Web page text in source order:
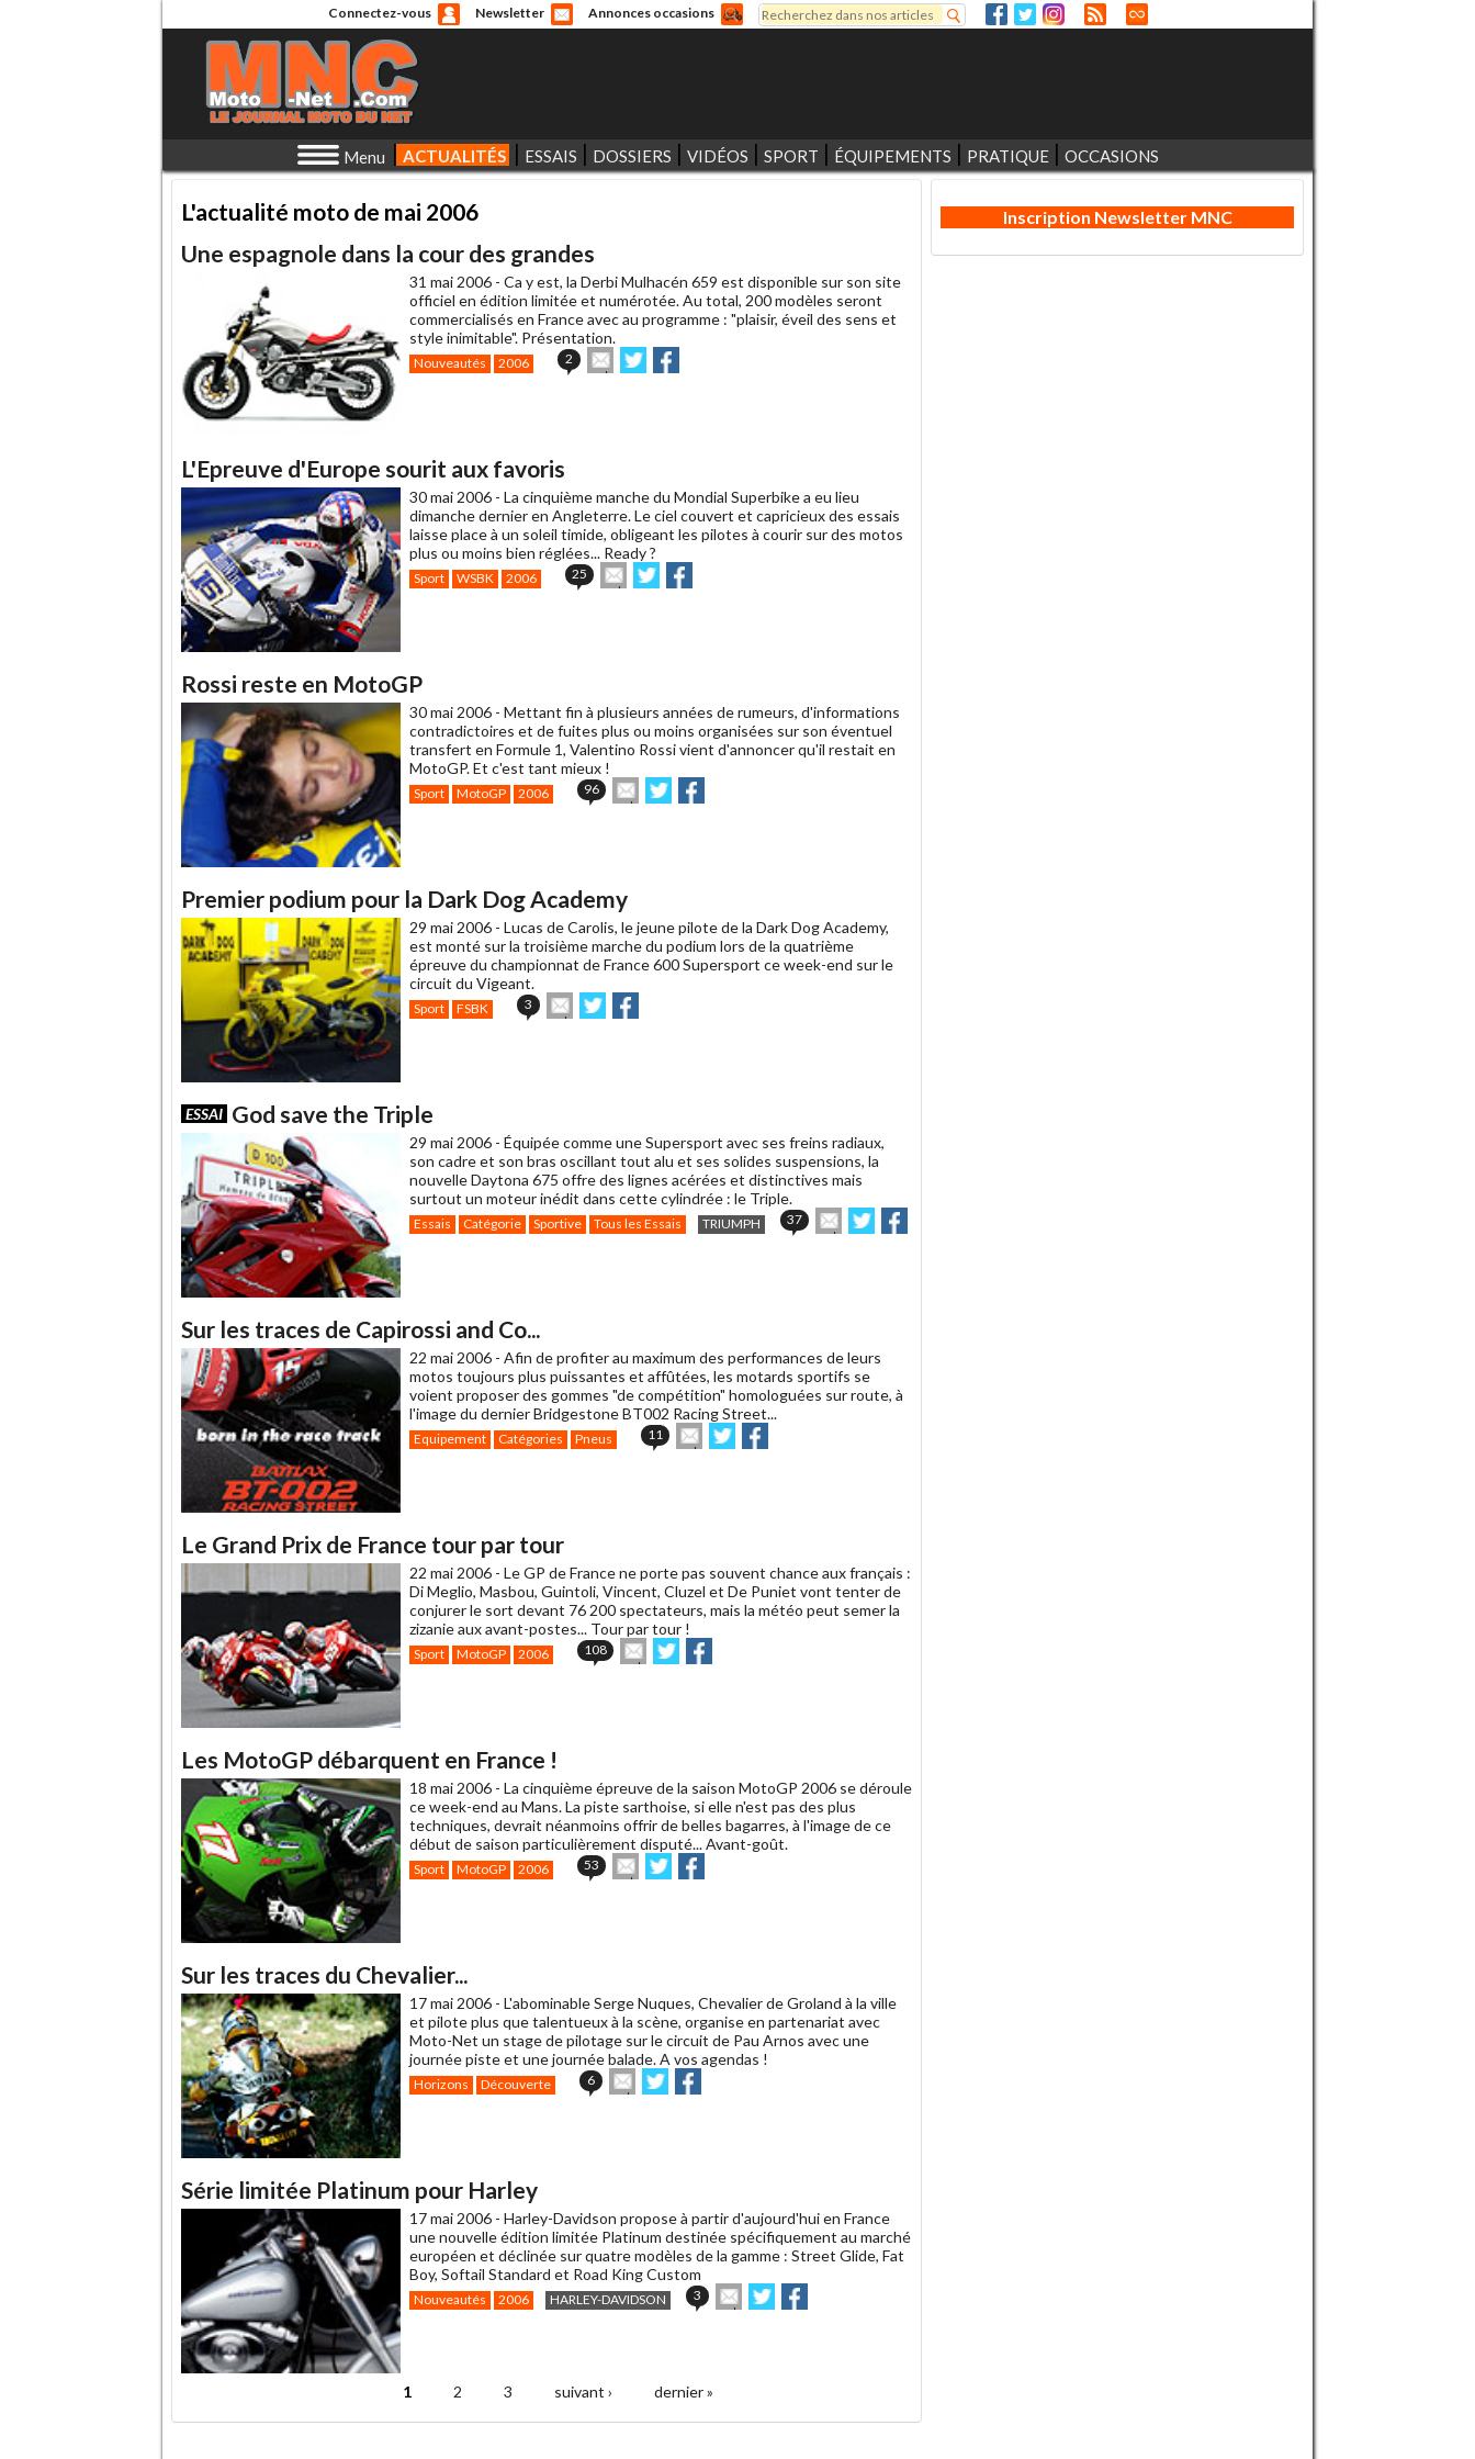
Connectez-vous Newsletter Annonces occasions
Formulaire de recherche
Rechercher
Menu ACTUALITÉS ESSAIS DOSSIERS VIDÉOS SPORT ÉQUIPEMENTS PRATIQUE OCCASIONS
L'actualité moto de mai 2006
Une espagnole dans la cour des grandes
31 mai 2006 - Ca y est, la Derbi Mulhacén 659 est disponible sur son site
officiel en édition limitée et numérotée. Au total, 200 modèles seront
commercialisés en France avec au programme : "plaisir, éveil des sens et
style inimitable". Présentation.
Nouveautés 2006 2
Envoyer
cet
Partager
sur sur
L'Epreuve d'Europe sourit aux favoris
30 mai 2006 - La cinquième manche du Mondial Superbike a eu lieu
dimanche dernier en Angleterre. Le ciel couvert et capricieux des essais
laisse place à un soleil timide, obligeant les pilotes à courir sur des motos
plus ou moins bien réglées... Ready ?
Sport WSBK 2006 25
Envoyer
cet
Partager
sur sur
Rossi reste en MotoGP
30 mai 2006 - Mettant fin à plusieurs années de rumeurs, d'informations
contradictoires et de fuites plus ou moins organisées sur son éventuel
transfert en Formule 1, Valentino Rossi vient d'annoncer qu'il restait en
MotoGP. Et c'est tant mieux !
Sport MotoGP 2006 96
Envoyer
cet
Partager
sur sur
Premier podium pour la Dark Dog Academy
29 mai 2006 - Lucas de Carolis, le jeune pilote de la Dark Dog Academy,
est monté sur la troisième marche du podium lors de la quatrième
épreuve du championnat de France 600 Supersport ce week-end sur le
circuit du Vigeant.
Sport FSBK 3
Envoyer
cet
Partager
sur sur
ESSAI God save the Triple
29 mai 2006 - Équipée comme une Supersport avec ses freins radiaux,
son cadre et son bras oscillant tout alu et ses solides suspensions, la
nouvelle Daytona 675 offre des lignes acérées et distinctives mais
surtout un moteur inédit dans cette cylindrée : le Triple.
Essais Catégorie Sportive Tous les Essais TRIUMPH 37
Envoyer
cet
Partager
sur sur
Sur les traces de Capirossi and Co...
22 mai 2006 - Afin de profiter au maximum des performances de leurs
motos toujours plus puissantes et affûtées, les motards sportifs se
voient proposer des gommes "de compétition" homologuées sur route, à
l'image du dernier Bridgestone BT002 Racing Street...
Equipement Catégories Pneus 11
Envoyer
cet
Partager
sur sur
Le Grand Prix de France tour par tour
22 mai 2006 - Le GP de France ne porte pas souvent chance aux français :
Di Meglio, Masbou, Guintoli, Vincent, Cluzel et De Puniet vont tenter de
conjurer le sort devant 76 200 spectateurs, mais la météo peut semer la
zizanie aux avant-postes... Tour par tour !
Sport MotoGP 2006 108
Envoyer
cet
Partager
sur sur
Les MotoGP débarquent en France !
18 mai 2006 - La cinquième épreuve de la saison MotoGP 2006 se déroule
ce week-end au Mans. La piste sarthoise, si elle n'est pas des plus
techniques, devrait néanmoins offrir de belles bagarres, à l'image de ce
début de saison particulièrement disputé... Avant-goût.
Sport MotoGP 2006 53
Envoyer
cet
Partager
sur sur
Sur les traces du Chevalier...
17 mai 2006 - L'abominable Serge Nuques, Chevalier de Groland à la ville
et pilote plus que talentueux à la scène, organise en partenariat avec
Moto-Net un stage de pilotage sur le circuit de Pau Arnos avec une
journée piste et une journée balade. A vos agendas !
Horizons Découverte 6
Envoyer
cet
Partager
sur sur
Série limitée Platinum pour Harley
17 mai 2006 - Harley-Davidson propose à partir d'aujourd'hui en France
une nouvelle édition limitée Platinum destinée spécifiquement au marché
européen et déclinée sur quatre modèles de la gamme : Street Glide, Fat
Boy, Softail Standard et Road King Custom
Nouveautés 2006 HARLEY-DAVIDSON 3
Envoyer
cet
Partager
sur sur
1 2 3 suivant › dernier »
Inscription Newsletter MNC